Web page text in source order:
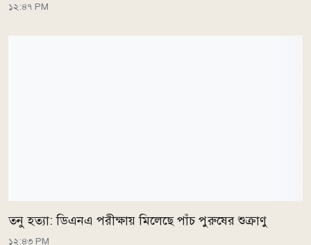
১২:৪৭ PM
তনু হত্যা: ডিএনএ পরীক্ষায় মিলেছে পাঁচ পুরুষের শুক্রাণু
১২:৪৩ PM